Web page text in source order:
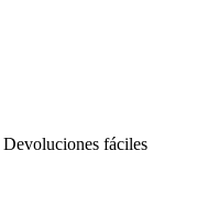
Devoluciones fáciles